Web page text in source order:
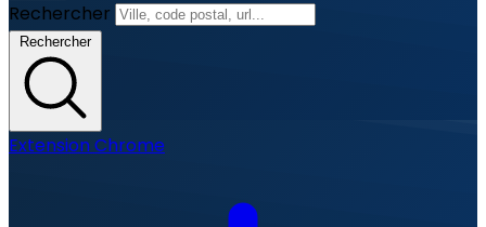
Rechercher
Rechercher
Extension Chrome